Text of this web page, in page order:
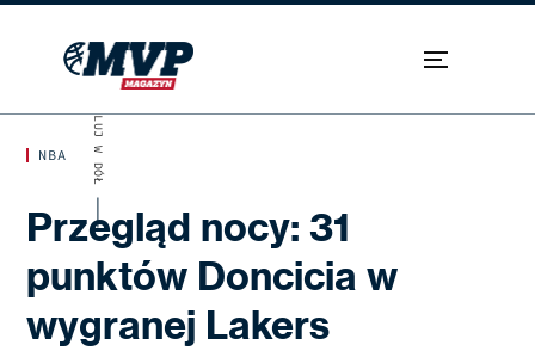
NBA
Przegląd nocy: 31
punktów Doncicia w
wygranej Lakers
SKROLUJ W DÓŁ